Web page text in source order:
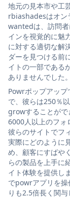
地元の見本市や工
rbiashadesはオン
wantedは、訪問
インを視覚的に魅
に対する適切な解
ダーを見つける
イトの一部である
ありませんでした。
Powrポップアッ
で、彼らは250％
growすることが
6000人以上のフォ
彼らのサイトでフ
実際にどのように
め、顧客にすばや
らの製品を上手に
イト体験を提供し
でpowrアプリを操
りも2.5倍長く関与